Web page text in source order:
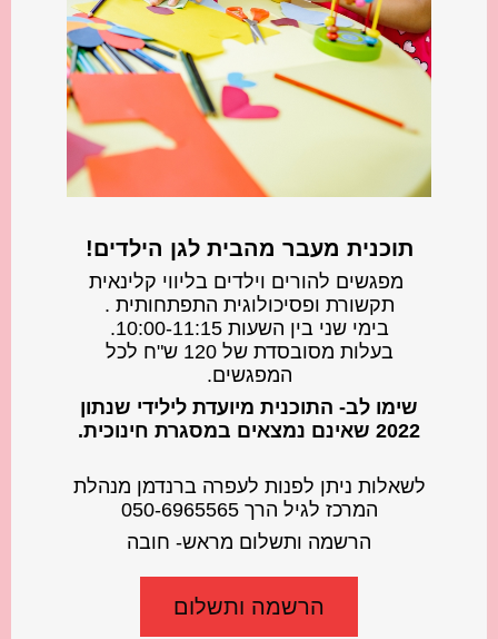
תוכנית מעבר מהבית לגן הילדים!
️ מפגשים להורים וילדים בליווי קלינאית
תקשורת ופסיכולוגית התפתחותית .
בימי שני בין השעות 10:00-11:15.
בעלות מסובסדת של 120 ש"ח לכל
המפגשים.
שימו ️לב- התוכנית מיועדת לילידי שנתון
2022 שאינם נמצאים במסגרת חינוכית.
לשאלות ניתן לפנות לעפרה ברנדמן מנהלת
המרכז לגיל הרך 050-6965565
הרשמה ותשלום מראש- חובה
הרשמה ותשלום